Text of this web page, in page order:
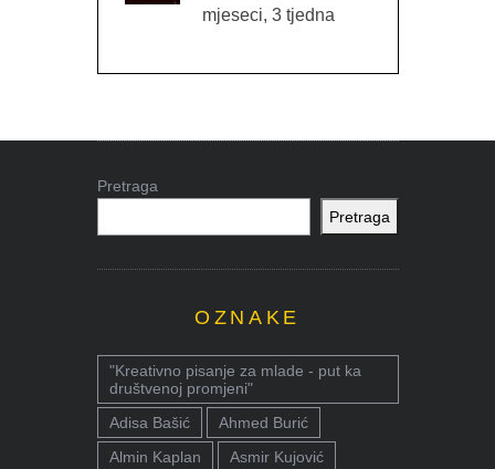
mjeseci, 3 tjedna
Pretraga
Pretraga
OZNAKE
"Kreativno pisanje za mlade - put ka
društvenoj promjeni"
Adisa Bašić
Ahmed Burić
Almin Kaplan
Asmir Kujović